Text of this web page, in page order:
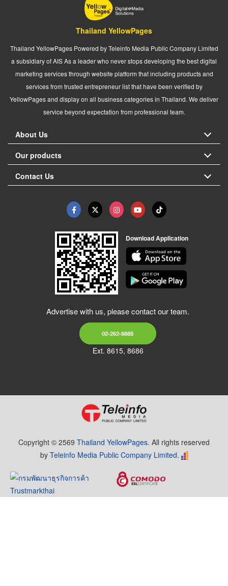
Thailand YellowPages
Thailand YellowPages Powered by Teleinfo Media Public Company Limited
a subsidiary of AIS As a leader who never stops developing the best digital
marketing services through website platform that including products and
services from trusted entrepreneur list that have been verified by
YellowPages and display on all business categories in Thailand. We deliver
service beyond expectation from professional team.
About Us
Our products
Contact Us
Download Application
Advertise with us, please contact our team.
02-262-8888
Ext. 8615, 8686
Copyright © 2569 Thailand YellowPages. All rights reserved
by Teleinfo Media Public Company Limited.